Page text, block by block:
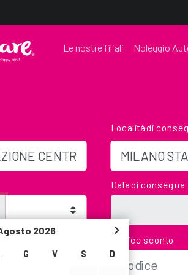
Le nostre filiali Noleggio
Località di
Data di consegna
non saremo presenti in quella fascia
il veicolo lasciando le chiavi nella
Codice sconto
2026
G V S D